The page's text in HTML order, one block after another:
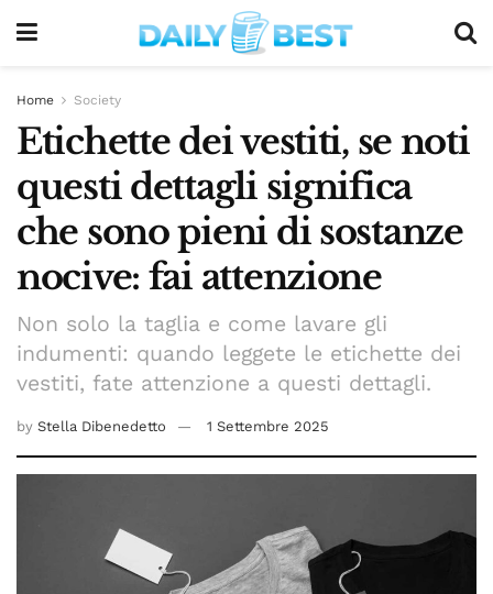
Home Society
Etichette dei vestiti, se noti
questi dettagli significa
che sono pieni di sostanze
nocive: fai attenzione
Non solo la taglia e come lavare gli
indumenti: quando leggete le etichette dei
vestiti, fate attenzione a questi dettagli.
by Stella Dibenedetto 1 Settembre 2025